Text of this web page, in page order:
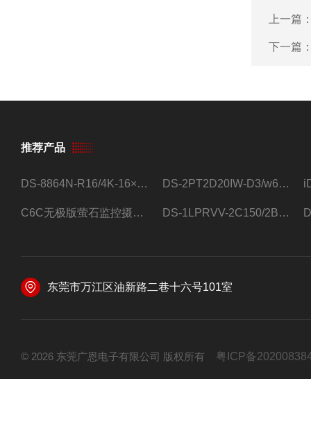
上一篇
下一篇
推荐产品
DS-8864N-R16/4K-16×4T/希捷16盘位录像机 DS-2PT2D20IW-D3/w64路高清硬盘录像机
C6C无极版萤石监控摄像头 DS-1LPRVV-2C150/2B监控室外夜视高清电源线护套线200米/卷
东莞市万江区油新路二巷十六号101室
© 2026 东莞广恩电子有限公司 版权所有 粤ICP备